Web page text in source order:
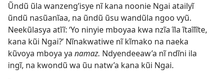
Ũndũ ũla wanzeng’isye nĩ kana noonie Ngai atailyĩ
ũndũ nasũanĩaa, na ũndũ ũsu wandũla ngoo vyũ.
Neekũlasya atĩĩ: ‘Yo ninyie mboyaa kwa nzĩa ĩla ĩtaĩlĩte,
kana kũi Ngai?’ Nĩnakwatiwe nĩ kĩmako na naeka
kũvoya mboya ya namaz. Ndyendeeaw’a nĩ ndĩni ila
ingĩ, na kwondũ wa ũu natw’a kana kũi Ngai.